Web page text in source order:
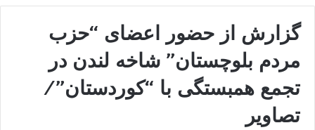
گزارش از حضور اعضای “حزب
مردم بلوچستان” شاخه لندن در
تجمع همبستگی با “کوردستان”/
تصاویر